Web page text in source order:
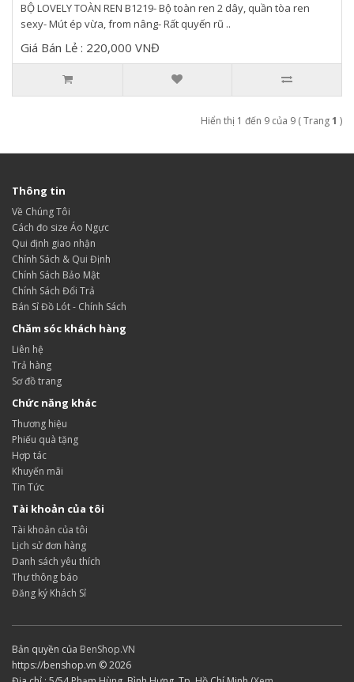
BỘ LOVELY TOÀN REN B1219- Bộ toàn ren 2 dây, quần tòa ren
sexy- Mút ép vừa, from nâng- Rất quyến rũ ..
Giá Bán Lẻ : 220,000 VNĐ
Hiển thị 1 đến 9 của 9 ( Trang1 )
Thông tin
Về Chúng Tôi
Cách đo size Áo Ngực
Qui định giao nhận
Chính Sách & Qui Định
Chính Sách Bảo Mật
Chính Sách Đổi Trả
Bán Sỉ Đồ Lót - Chính Sách
Chăm sóc khách hàng
Liên hệ
Trả hàng
Sơ đồ trang
Chức năng khác
Thương hiệu
Phiếu quà tặng
Hợp tác
Khuyến mãi
Tin Tức
Tài khoản của tôi
Tài khoản của tôi
Lịch sử đơn hàng
Danh sách yêu thích
Thư thông báo
Đăng ký Khách Sỉ
Bản quyền của BenShop.VN
https://benshop.vn © 2026